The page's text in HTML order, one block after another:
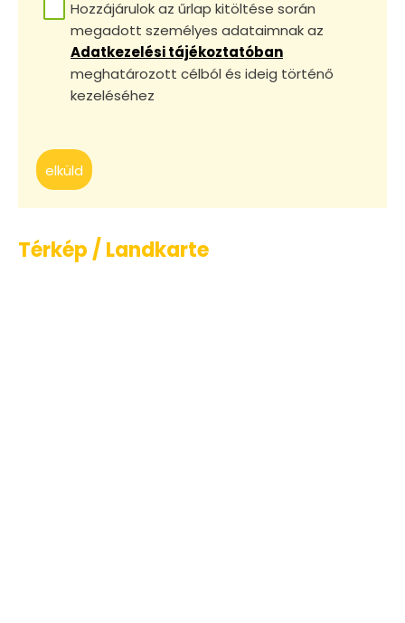
Hozzájárulok az űrlap kitöltése során
megadott személyes adataimnak az
Adatkezelési tájékoztatóban
meghatározott célból és ideig történő
kezeléséhez
elküld
Térkép / Landkarte